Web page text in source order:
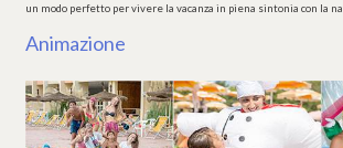
un modo perfetto per vivere la vacanza in piena sintonia con la
Animazione